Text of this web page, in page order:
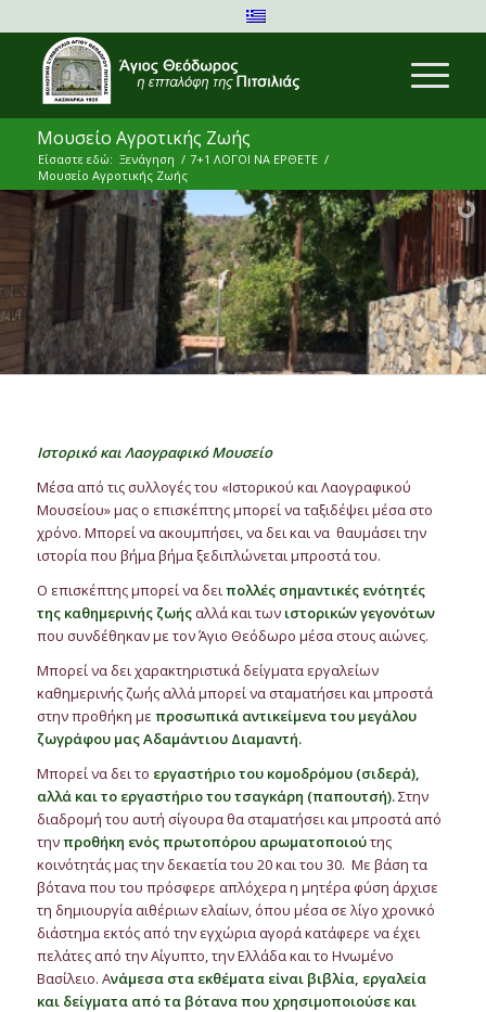
Μουσείο Αγροτικής Ζωής
Είσαστε εδώ: Ξενάγηση / 7+1 ΛΟΓΟΙ ΝΑ ΕΡΘΕΤΕ /
Μουσείο Αγροτικής Ζωής
Ιστορικό και Λαογραφικό Μουσείο
Μέσα από τις συλλογές του «Ιστορικού και Λαογραφικού
Μουσείου» μας ο επισκέπτης μπορεί να ταξιδέψει μέσα στο
χρόνο. Μπορεί να ακουμπήσει, να δει και να θαυμάσει την
ιστορία που βήμα βήμα ξεδιπλώνεται μπροστά του.
Ο επισκέπτης μπορεί να δειπολλές σημαντικές ενότητές
της καθημερινής ζωήςαλλά και των ιστορικών γεγονότων
που συνδέθηκαν με τον Άγιο Θεόδωρο μέσα στους αιώνες.
Μπορεί να δει χαρακτηριστικά δείγματα εργαλείων
καθημερινής ζωής αλλά μπορεί να σταματήσει και μπροστά
στην προθήκη με προσωπικά αντικείμενα του μεγάλου
ζωγράφου μας Αδαμάντιου Διαμαντή.
Μπορεί να δει το εργαστήριο του κομοδρόμου (σιδερά),
αλλά και το εργαστήριο του τσαγκάρη (παπουτσή).Στην
διαδρομή του αυτή σίγουρα θα σταματήσει και μπροστά από
τηνπροθήκη ενός πρωτοπόρου αρωματοποιούτης
κοινότητάς μας την δεκαετία του 20 και του 30. Με βάση τα
βότανα που του πρόσφερε απλόχερα η μητέρα φύση άρχισε
τη δημιουργία αιθέριων ελαίων, όπου μέσα σε λίγο χρονικό
διάστημα εκτός από την εγχώρια αγορά κατάφερε να έχει
πελάτες από την Αίγυπτο, την Ελλάδα και το Ηνωμένο
Βασίλειο. Ανάμεσα στα εκθέματα είναι βιβλία, εργαλεία
και δείγματα από τα βότανα που χρησιμοποιούσε και